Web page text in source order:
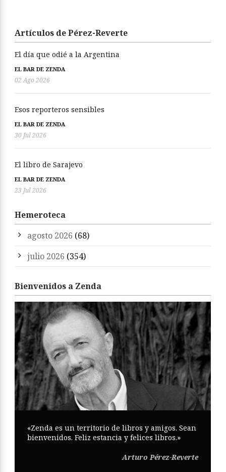
Artículos de Pérez-Reverte
El día que odié a la Argentina
EL BAR DE ZENDA
02 Ago 2026
Esos reporteros sensibles
EL BAR DE ZENDA
30 Jul 2026
El libro de Sarajevo
EL BAR DE ZENDA
23 Jul 2026
Hemeroteca
agosto 2026 (68)
julio 2026 (354)
Bienvenidos a Zenda
«Zenda es un territorio de libros y amigos. Sean
bienvenidos. Feliz estancia y felices libros.»
Arturo Pérez-Reverte